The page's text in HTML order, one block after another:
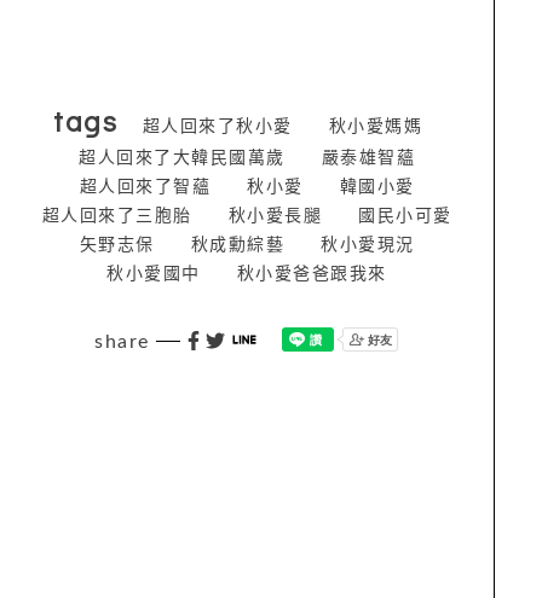
tags 超人回來了秋小愛
秋小愛媽媽
超人回來了大韓民國萬歲
嚴泰雄智蘊
超人回來了智蘊
秋小愛
韓國小愛
超人回來了三胞胎
秋小愛長腿
國民小可愛
矢野志保
秋成勳綜藝
秋小愛現況
秋小愛國中
秋小愛爸爸跟我來
share